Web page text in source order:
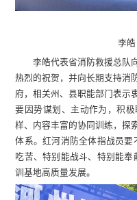
李
李皓代表省消防救援总队向
热烈的祝贺，并向长期支持消
府，相关州、县职能部门表示
要因势谋划、主动作为，积
样、内容丰富的协同训练，探
体系。红河消防全体指战员
吃苦、特别能战斗、特别能
训基地高质量发展。